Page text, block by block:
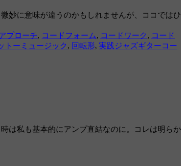
妙に意味が違うのかもしれませんが、ココではひ
プローチ, コードフォーム, コードワーク , コード
トーミュージック , 回転形, 実践ジャズギターコー
は私も基本的にアンプ直結なのに。コレは明らか